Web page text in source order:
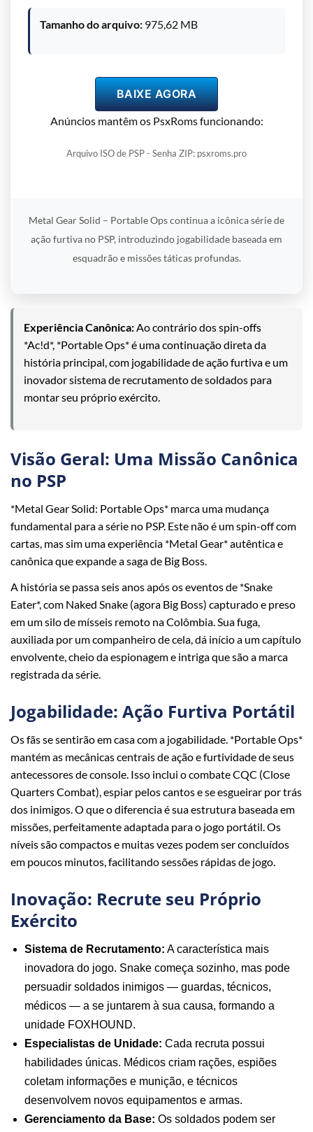
Tamanho do arquivo: 975,62 MB
BAIXE AGORA
Anúncios mantêm os PsxRoms funcionando:
Arquivo ISO de PSP - Senha ZIP: psxroms.pro
Metal Gear Solid – Portable Ops continua a icônica série de
ação furtiva no PSP, introduzindo jogabilidade baseada em
esquadrão e missões táticas profundas.
Experiência Canônica:Ao contrário dos spin-offs
*Ac!d*, *Portable Ops* é uma continuação direta da
história principal, com jogabilidade de ação furtiva e um
inovador sistema de recrutamento de soldados para
montar seu próprio exército.
Visão Geral: Uma Missão Canônica
no PSP
*Metal Gear Solid: Portable Ops* marca uma mudança
fundamental para a série no PSP. Este não é um spin-off com
cartas, mas sim uma experiência *Metal Gear* autêntica e
canônica que expande a saga de Big Boss.
A história se passa seis anos após os eventos de *Snake
Eater*, com Naked Snake (agora Big Boss) capturado e preso
em um silo de mísseis remoto na Colômbia. Sua fuga,
auxiliada por um companheiro de cela, dá início a um capítulo
envolvente, cheio da espionagem e intriga que são a marca
registrada da série.
Jogabilidade: Ação Furtiva Portátil
Os fãs se sentirão em casa com a jogabilidade. *Portable Ops*
mantém as mecânicas centrais de ação e furtividade de seus
antecessores de console. Isso inclui o combate CQC (Close
Quarters Combat), espiar pelos cantos e se esgueirar por trás
dos inimigos. O que o diferencia é sua estrutura baseada em
missões, perfeitamente adaptada para o jogo portátil. Os
níveis são compactos e muitas vezes podem ser concluídos
em poucos minutos, facilitando sessões rápidas de jogo.
Inovação: Recrute seu Próprio
Exército
Sistema de Recrutamento: A característica mais
inovadora do jogo. Snake começa sozinho, mas pode
persuadir soldados inimigos — guardas, técnicos,
médicos — a se juntarem à sua causa, formando a
unidade FOXHOUND.
Especialistas de Unidade: Cada recruta possui
habilidades únicas. Médicos criam rações, espiões
coletam informações e munição, e técnicos
desenvolvem novos equipamentos e armas.
Gerenciamento da Base: Os soldados podem ser